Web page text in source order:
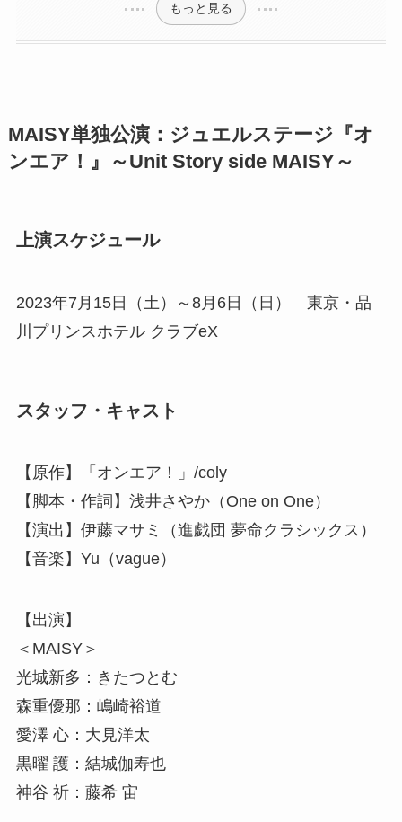
もっと見る
MAISY単独公演：ジュエルステージ『オ
ンエア！』～Unit Story side MAISY～
上演スケジュール
2023年7月15日（土）～8月6日（日） 東京・品
川プリンスホテル クラブeX
スタッフ・キャスト
【原作】「オンエア！」/coly
【脚本・作詞】浅井さやか（One on One）
【演出】伊藤マサミ（進戯団 夢命クラシックス）
【音楽】Yu（vague）
【出演】
＜MAISY＞
光城新多：きたつとむ
森重優那：嶋崎裕道
愛澤 心：大見洋太
黒曜 護：結城伽寿也
神谷 祈：藤希 宙